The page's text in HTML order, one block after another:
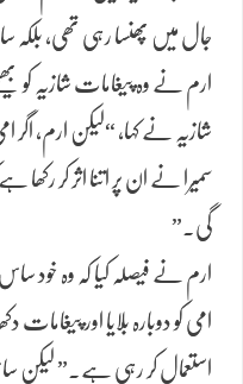
جال میں پھنسا رہی تھی، بلکہ
ارم نے وہ پیغامات شازیہ کو
شازیہ نے کہا، “لیکن ارم، اگر
سمیرا نے ان پر اتنا اثر کر رکھا
گی۔”
ارم نے فیصلہ کیا کہ وہ
امی کو دوبارہ بلایا اور
استعمال کر رہی ہے۔” لیکن